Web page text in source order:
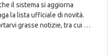
il sistema si aggiorna
la lista ufficiale di novità.
grasse notizie, tra cui …